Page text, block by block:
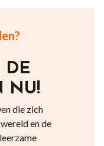
DE
NU!
die zich
en de